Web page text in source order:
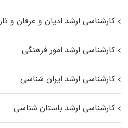
کارشناسی ارشد ادیان و عرفان و
کارشناسی ارشد امور فرهنگی
کارشناسی ارشد ایران شناسی
کارشناسی ارشد باستان شناسی